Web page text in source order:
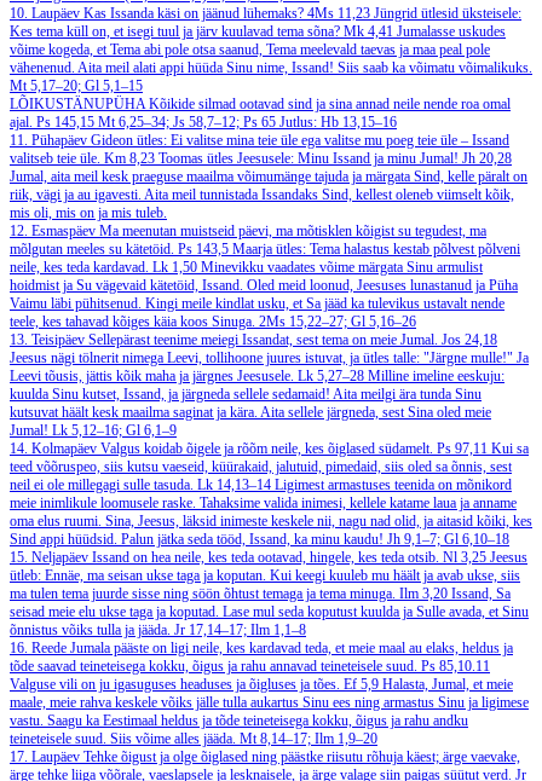
10. Laupäev Kas Issanda käsi on jäänud lühemaks? 4Ms 11,23 Jüngrid ütlesid üksteisele:
Kes tema küll on, et isegi tuul ja järv kuulavad tema sõna? Mk 4,41 Jumalasse uskudes
võime kogeda, et Tema abi pole otsa saanud, Tema meelevald taevas ja maa peal pole
vähenenud. Aita meil alati appi hüüda Sinu nime, Issand! Siis saab ka võimatu võimalikuks.
Mt 5,17–20; Gl 5,1–15
LÕIKUSTÄNUPÜHAKõikide silmad ootavad sind ja sina annad neile nende roa omal
ajal. Ps 145,15 Mt 6,25–34; Js 58,7–12; Ps 65 Jutlus: Hb 13,15–16
11. Pühapäev Gideon ütles: Ei valitse mina teie üle ega valitse mu poeg teie üle – Issand
valitseb teie üle. Km 8,23 Toomas ütles Jeesusele: Minu Issand ja minu Jumal! Jh 20,28
Jumal, aita meil kesk praeguse maailma võimumänge tajuda ja märgata Sind, kelle päralt on
riik, vägi ja au igavesti. Aita meil tunnistada Issandaks Sind, kellest oleneb viimselt kõik,
mis oli, mis on ja mis tuleb.
12. Esmaspäev Ma meenutan muistseid päevi, ma mõtisklen kõigist su tegudest, ma
mõlgutan meeles su kätetöid. Ps 143,5 Maarja ütles: Tema halastus kestab põlvest põlveni
neile, kes teda kardavad. Lk 1,50 Minevikku vaadates võime märgata Sinu armulist
hoidmist ja Su vägevaid kätetöid, Issand. Oled meid loonud, Jeesuses lunastanud ja Püha
Vaimu läbi pühitsenud. Kingi meile kindlat usku, et Sa jääd ka tulevikus ustavalt nende
teele, kes tahavad kõiges käia koos Sinuga. 2Ms 15,22–27; Gl 5,16–26
13. Teisipäev Sellepärast teenime meiegi Issandat, sest tema on meie Jumal. Jos 24,18
Jeesus nägi tölnerit nimega Leevi, tollihoone juures istuvat, ja ütles talle: "Järgne mulle!" Ja
Leevi tõusis, jättis kõik maha ja järgnes Jeesusele. Lk 5,27–28 Milline imeline eeskuju:
kuulda Sinu kutset, Issand, ja järgneda sellele sedamaid! Aita meilgi ära tunda Sinu
kutsuvat häält kesk maailma saginat ja kära. Aita sellele järgneda, sest Sina oled meie
Jumal! Lk 5,12–16; Gl 6,1–9
14. Kolmapäev Valgus koidab õigele ja rõõm neile, kes õiglased südamelt. Ps 97,11 Kui sa
teed võõruspeo, siis kutsu vaeseid, küürakaid, jalutuid, pimedaid, siis oled sa õnnis, sest
neil ei ole millegagi sulle tasuda. Lk 14,13–14 Ligimest armastuses teenida on mõnikord
meie inimlikule loomusele raske. Tahaksime valida inimesi, kellele katame laua ja anname
oma elus ruumi. Sina, Jeesus, läksid inimeste keskele nii, nagu nad olid, ja aitasid kõiki, kes
Sind appi hüüdsid. Palun jätka seda tööd, Issand, ka minu kaudu! Jh 9,1–7; Gl 6,10–18
15. Neljapäev Issand on hea neile, kes teda ootavad, hingele, kes teda otsib. Nl 3,25 Jeesus
ütleb: Ennäe, ma seisan ukse taga ja koputan. Kui keegi kuuleb mu häält ja avab ukse, siis
ma tulen tema juurde sisse ning söön õhtust temaga ja tema minuga. Ilm 3,20 Issand, Sa
seisad meie elu ukse taga ja koputad. Lase mul seda koputust kuulda ja Sulle avada, et Sinu
õnnistus võiks tulla ja jääda. Jr 17,14–17; Ilm 1,1–8
16. Reede Jumala pääste on ligi neile, kes kardavad teda, et meie maal au elaks, heldus ja
tõde saavad teineteisega kokku, õigus ja rahu annavad teineteisele suud. Ps 85,10.11
Valguse vili on ju igasuguses headuses ja õigluses ja tões. Ef 5,9 Halasta, Jumal, et meie
maale, meie rahva keskele võiks jälle tulla aukartus Sinu ees ning armastus Sinu ja ligimese
vastu. Saagu ka Eestimaal heldus ja tõde teineteisega kokku, õigus ja rahu andku
teineteisele suud. Siis võime alles jääda. Mt 8,14–17; Ilm 1,9–20
17. Laupäev Tehke õigust ja olge õiglased ning päästke riisutu rõhuja käest; ärge vaevake,
ärge tehke liiga võõrale, vaeslapsele ja lesknaisele, ja ärge valage siin paigas süütut verd. Jr